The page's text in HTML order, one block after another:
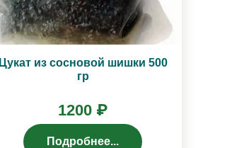
Цукат из сосновой шишки 500
гр
1200 ₽
Подробнее...